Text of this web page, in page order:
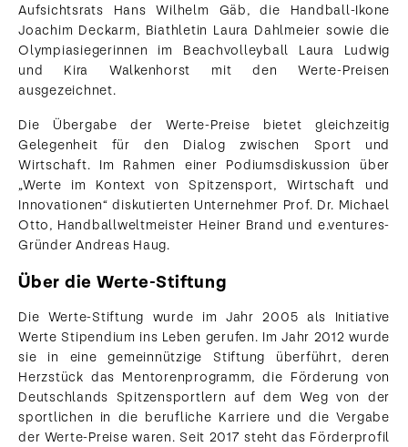
Aufsichtsrats Hans Wilhelm Gäb, die Handball-Ikone
Joachim Deckarm, Biathletin Laura Dahlmeier sowie die
Olympiasiegerinnen im Beachvolleyball Laura Ludwig
und Kira Walkenhorst mit den Werte-Preisen
ausgezeichnet.
Die Übergabe der Werte-Preise bietet gleichzeitig
Gelegenheit für den Dialog zwischen Sport und
Wirtschaft. Im Rahmen einer Podiumsdiskussion über
„Werte im Kontext von Spitzensport, Wirtschaft und
Innovationen“ diskutierten Unternehmer Prof. Dr. Michael
Otto, Handballweltmeister Heiner Brand und e.ventures-
Gründer Andreas Haug.
Über die Werte-Stiftung
Die Werte-Stiftung wurde im Jahr 2005 als Initiative
Werte Stipendium ins Leben gerufen. Im Jahr 2012 wurde
sie in eine gemeinnützige Stiftung überführt, deren
Herzstück das Mentorenprogramm, die Förderung von
Deutschlands Spitzensportlern auf dem Weg von der
sportlichen in die berufliche Karriere und die Vergabe
der Werte-Preise waren. Seit 2017 steht das Förderprofil